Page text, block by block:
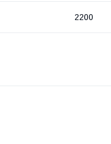
2200